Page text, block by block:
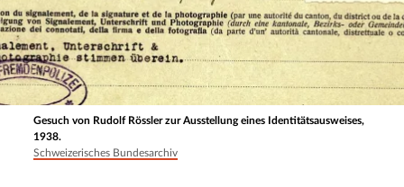
Gesuch von Rudolf Rössler zur Ausstellung eines Identitätsausweises,
1938.
Schweizerisches Bundesarchiv